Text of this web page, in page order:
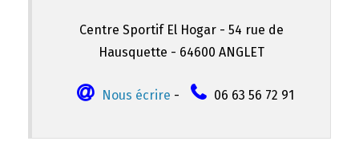
Centre Sportif El Hogar - 54 rue de
Hausquette - 64600 ANGLET
Nous écrire - 06 63 56 72 91